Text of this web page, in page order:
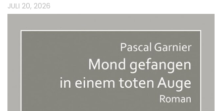
JULI 20, 2026